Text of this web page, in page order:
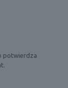
potwierdza